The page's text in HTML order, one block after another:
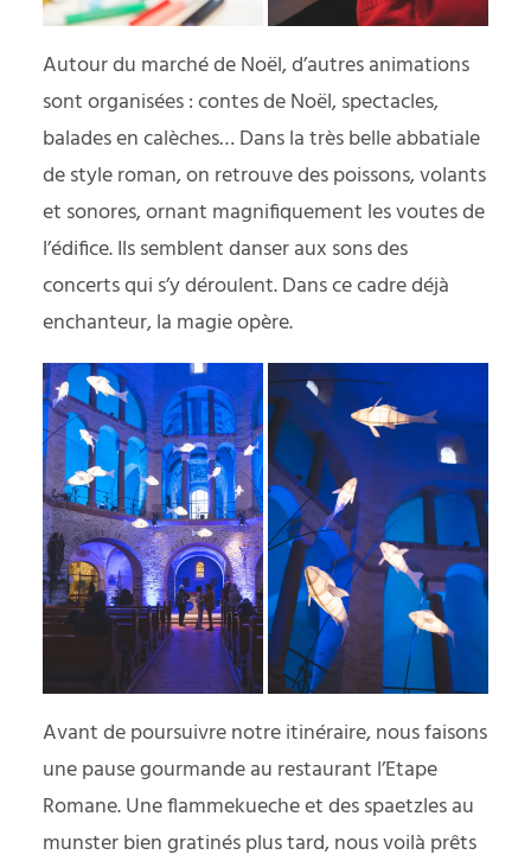
Autour du marché de Noël, d’autres animations
sont organisées : contes de Noël, spectacles,
balades en calèches… Dans la très belle abbatiale
de style roman, on retrouve des poissons, volants
et sonores, ornant magnifiquement les voutes de
l’édifice. Ils semblent danser aux sons des
concerts qui s’y déroulent. Dans ce cadre déjà
enchanteur, la magie opère.
Avant de poursuivre notre itinéraire, nous faisons
une pause gourmande au restaurant l’Etape
Romane. Une flammekueche et des spaetzles au
munster bien gratinés plus tard, nous voilà prêts